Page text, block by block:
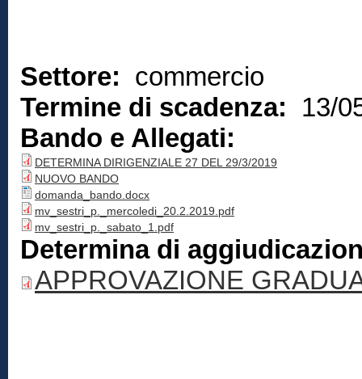
Settore: commercio
Termine di scadenza:
13/
Bando e Allegati:
DETERMINA DIRIGENZIALE 27 DEL 29/3/2019
NUOVO BANDO
domanda_bando.docx
mv_sestri_p._mercoledi_20.2.2019.pdf
mv_sestri_p._sabato_1.pdf
Determina di
APPROVAZIONE